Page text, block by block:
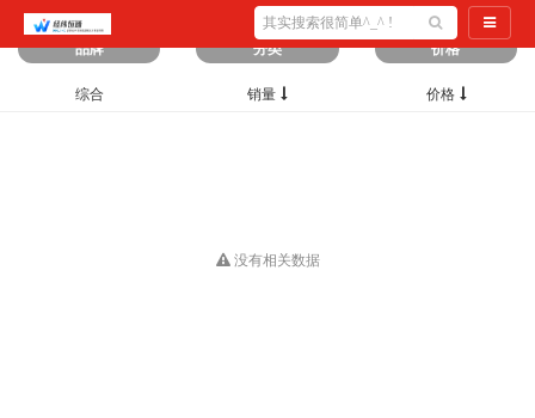
导航切
筛选出 0 条数据
品牌
分类 价格
综合 销量 价格
没有相关数据